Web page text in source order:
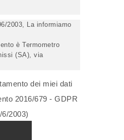
2003, La informiamo
è Termometro
(SA), via
dagli incaricati
per dare corso
e per l'invio (anche
relative alle
dati è facoltativa,
dei miei dati
2016/679 - GDPR
2003)